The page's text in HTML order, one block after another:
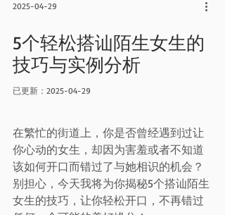
2025-04-29
5个轻松搭讪陌生女生的
技巧与实例分析
已更新： 2025-04-29
在繁忙的街道上，你是否曾经遇到过让
你心动的女生，却因为害羞或者不知道
该如何开口而错过了与她相识的机会？
别担心，今天我将为你揭秘5个搭讪陌生
女生的技巧，让你轻松开口，不再错过